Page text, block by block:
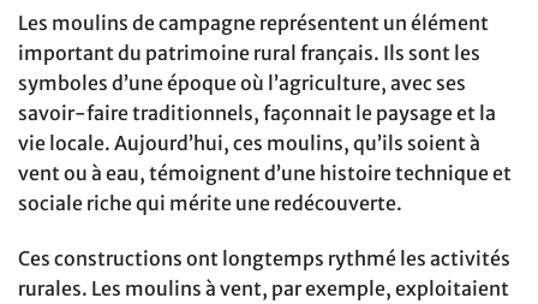
Les moulins de campagne représentent un élément
important du patrimoine rural français. Ils sont les
symboles d’une époque où l’agriculture, avec ses
savoir-faire traditionnels, façonnait le paysage et la
vie locale. Aujourd’hui, ces moulins, qu’ils soient à
vent ou à eau, témoignent d’une histoire technique et
sociale riche qui mérite une redécouverte.
Ces constructions ont longtemps rythmé les activités
rurales. Les moulins à vent, par exemple, exploitaient